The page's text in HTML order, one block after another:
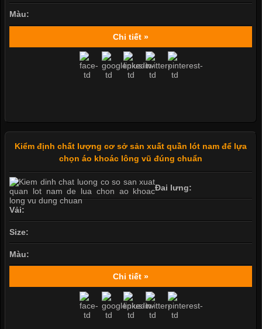
Màu:
Chi tiết »
Kiểm định chất lượng cơ sở sản xuất quần lót nam để lựa
chọn áo khoác lông vũ đúng chuẩn
Đai lưng:
Vải:
Size:
Màu:
Chi tiết »